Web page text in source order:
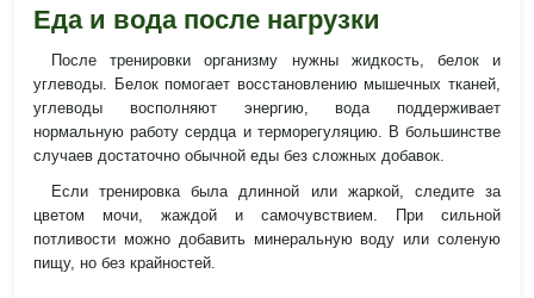
Еда и вода после нагрузки
После тренировки организму нужны жидкость, белок и
углеводы. Белок помогает восстановлению мышечных тканей,
углеводы восполняют энергию, вода поддерживает
нормальную работу сердца и терморегуляцию. В большинстве
случаев достаточно обычной еды без сложных добавок.
Если тренировка была длинной или жаркой, следите за
цветом мочи, жаждой и самочувствием. При сильной
потливости можно добавить минеральную воду или соленую
пищу, но без крайностей.